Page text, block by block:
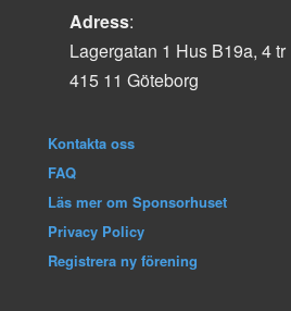
Adress:
Lagergatan 1 Hus B19a, 4 tr
415 11 Göteborg
Kontakta oss
FAQ
Läs mer om Sponsorhuset
Privacy Policy
Registrera ny förening